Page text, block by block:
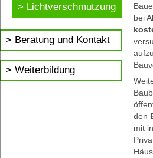
Lichtverschmutzung
Beratung und Kontakt
Weiterbildung
bei
den
mit